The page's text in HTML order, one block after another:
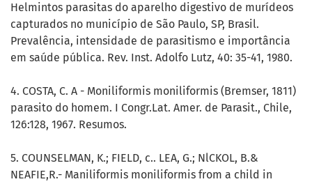
Helmintos parasitas do aparelho digestivo de murídeos
capturados no município de São Paulo, SP, Brasil.
Prevalência, intensidade de parasitismo e importância
em saúde pública. Rev. Inst. Adolfo Lutz, 40: 35-41, 1980.
4. COSTA, C. A - Moniliformis moniliformis (Bremser, 1811)
parasito do homem. I Congr.Lat. Amer. de Parasit., Chile,
126:128, 1967. Resumos.
5. COUNSELMAN, K.; FIELD, c.. LEA, G.; NlCKOL, B.&
NEAFIE,R.- Maniliformis moniliformis from a child in